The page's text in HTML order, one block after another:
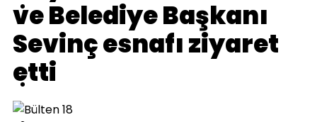
SAĞLIK
TEKNOLOJI
İLÇELER
ve Belediye Başkanı
Sevinç esnafı ziyaret
etti